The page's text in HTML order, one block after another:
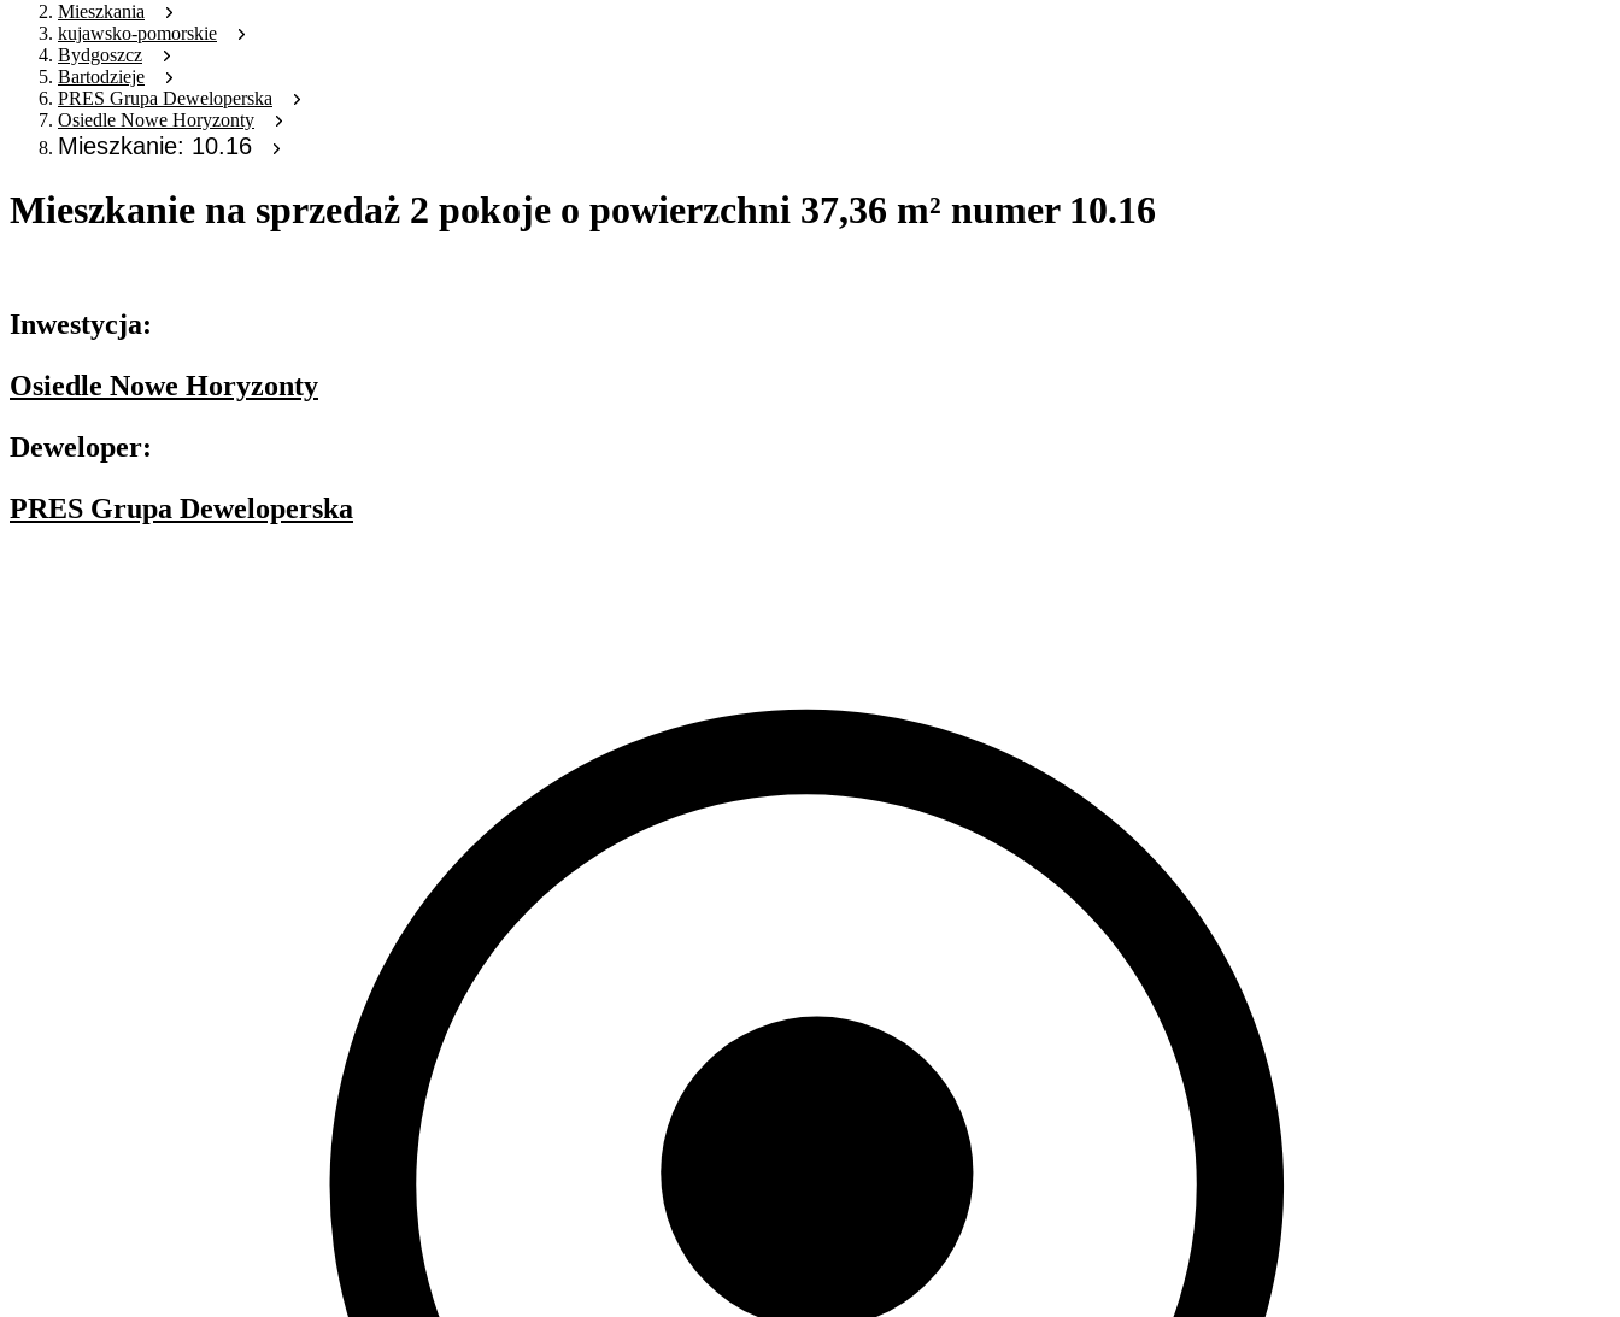
Mieszkania
kujawsko-pomorskie
Bydgoszcz
Bartodzieje
PRES Grupa Deweloperska
Osiedle Nowe Horyzonty
Mieszkanie: 10.16
Mieszkanie na sprzedaż 2 pokoje o powierzchni 37,36 m² numer 10.16
Inwestycja:
Osiedle Nowe Horyzonty
Deweloper:
PRES Grupa Deweloperska